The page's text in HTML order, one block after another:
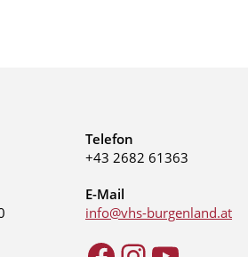
Telefon
+43 2682 61363
E-Mail
info@vhs-burgenland.at